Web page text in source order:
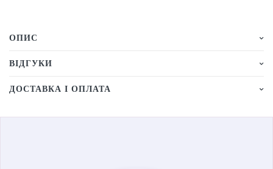
ОПИС
ВІДГУКИ
ДОСТАВКА І ОПЛАТА